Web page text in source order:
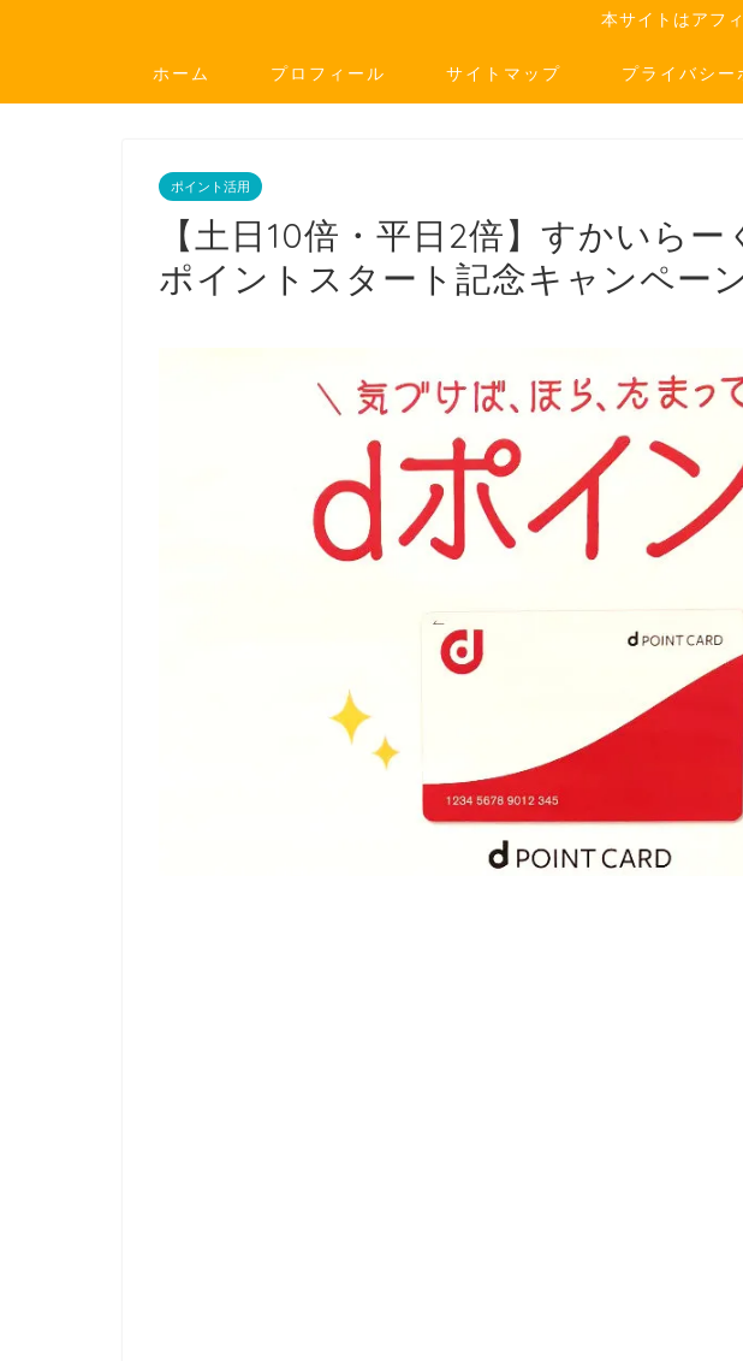
本サイトはアフ
ホーム プロフィール サイトマップ プライバシー
ポイント活用
【土日10倍・平日2倍】すかいら
ポイントスタート記念キャンペー